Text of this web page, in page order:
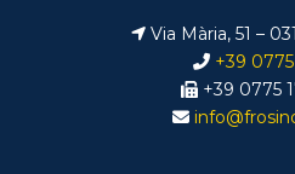
Via Mària, 51 –
+39
+39 0775